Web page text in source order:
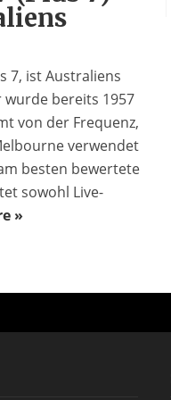
7, ist Australiens
bereits 1957
von der Frequenz,
verwendet
besten bewertete
sowohl Live-
»